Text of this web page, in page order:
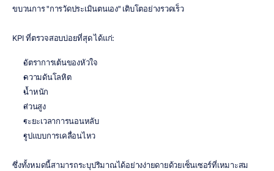
ขบวนการ "การวัดประเมินตนเอง" เติบโตอย่างรวดเร็ว
KPI ที่ตรวจสอบบ่อยที่สุด ได้แก่:
อัตราการเต้นของหัวใจ
ความดันโลหิต
น้ำหนัก
ส่วนสูง
ระยะเวลาการนอนหลับ
รูปแบบการเคลื่อนไหว
ซึ่งทั้งหมดนี้สามารถระบุปริมาณได้อย่างง่ายดายด้วยเซ็นเซอร์ที่เหมาะสม